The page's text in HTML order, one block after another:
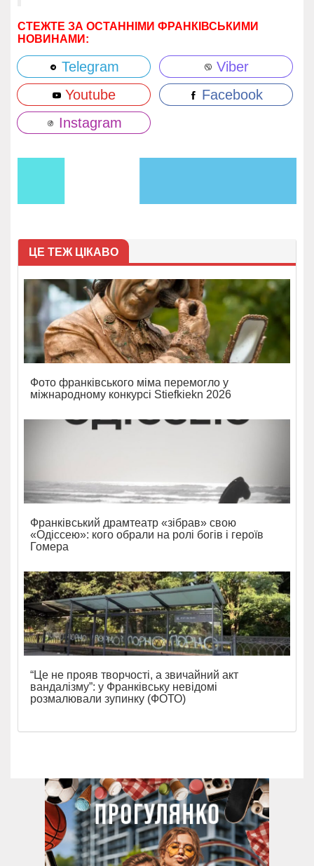
СТЕЖТЕ ЗА ОСТАННІМИ ФРАНКІВСЬКИМИ
НОВИНАМИ:
Telegram
Viber
Youtube
Facebook
Instagram
ЦЕ ТЕЖ ЦІКАВО
Фото франківського міма перемогло у
міжнародному конкурсі Stiefkiekn 2026
Франківський драмтеатр «зібрав» свою
«Одіссею»: кого обрали на ролі богів і героїв
Гомера
“Це не прояв творчості, а звичайний акт
вандалізму”: у Франківську невідомі
розмалювали зупинку (ФОТО)